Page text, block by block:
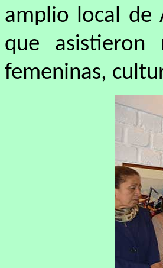
amplio local de
que asistieron
femeninas,